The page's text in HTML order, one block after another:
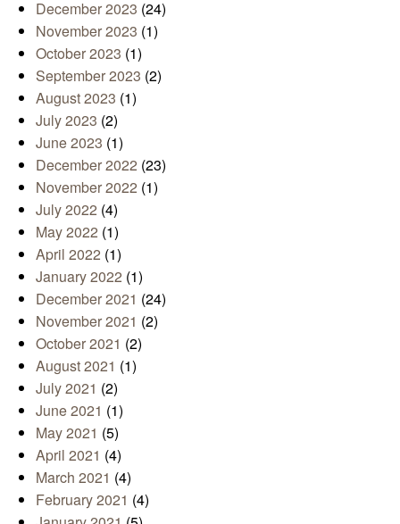
December 2023 (24)
November 2023 (1)
October 2023 (1)
September 2023 (2)
August 2023 (1)
July 2023 (2)
June 2023 (1)
December 2022 (23)
November 2022 (1)
July 2022 (4)
May 2022 (1)
April 2022 (1)
January 2022 (1)
December 2021 (24)
November 2021 (2)
October 2021 (2)
August 2021 (1)
July 2021 (2)
June 2021 (1)
May 2021 (5)
April 2021 (4)
March 2021 (4)
February 2021 (4)